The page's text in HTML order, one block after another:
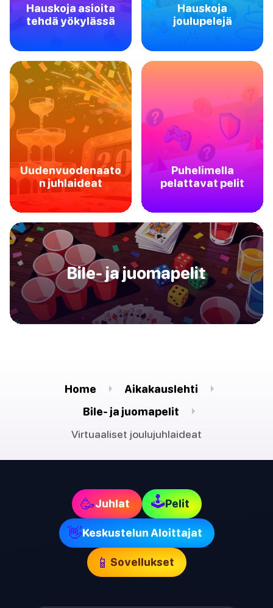
Hauskoja asioita
tehdä yökylässä
Hauskoja
joulupelejä
Uudenvuodenaato
n juhlaideat
Puhelimella
pelattavat pelit
Bile- ja juomapelit
Home
Aikakauslehti
Bile- ja juomapelit
Virtuaaliset joulujuhlaideat
🥳Juhlat 🕹Pelit
👋Keskustelun Aloittajat
📱 Sovellukset